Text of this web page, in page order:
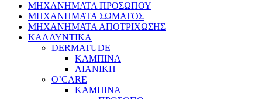
ΜΗΧΑΝΗΜΑΤΑ ΠΡΟΣΩΠΟΥ
ΜΗΧΑΝΗΜΑΤΑ ΣΩΜΑΤΟΣ
ΜΗΧΑΝΗΜΑΤΑ ΑΠΟΤΡΙΧΩΣΗΣ
ΚΑΛΛΥΝΤΙΚΑ
DERMATUDE
ΚΑΜΠΙΝΑ
ΛΙΑΝΙΚΗ
O’CARE
ΚΑΜΠΙΝΑ